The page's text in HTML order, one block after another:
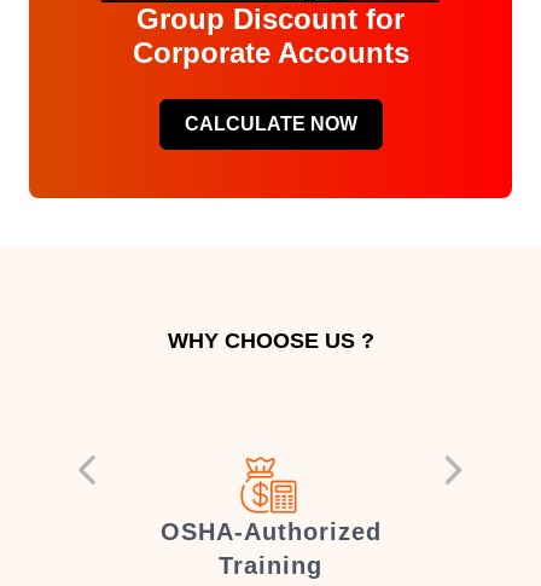
Group Discount for
Corporate Accounts
CALCULATE NOW
WHY CHOOSE US ?
OSHA-Authorized
Training